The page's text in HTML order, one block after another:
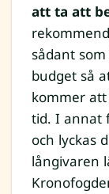
att ta att
sådant
budget så
kommer
tid. I annat
och lyckas
långivaren